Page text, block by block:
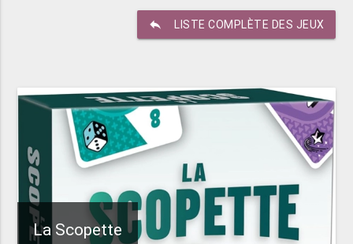
reply LISTE COMPLÈTE DES JEUX
La Scopette